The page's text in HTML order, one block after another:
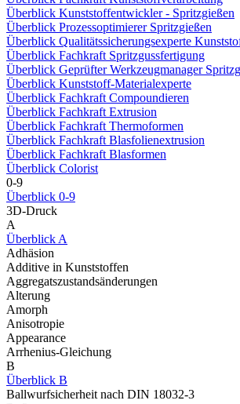
Überblick Kunststoffentwickler - Spritzgießen
Überblick Prozessoptimierer Spritzgießen
Überblick Qualitätssicherungsexperte
Überblick Fachkraft Spritzgussfertigung
Überblick Geprüfter Werkzeugmanager
Überblick Kunststoff-Materialexperte
Überblick Fachkraft Compoundieren
Überblick Fachkraft Extrusion
Überblick Fachkraft Thermoformen
Überblick Fachkraft Blasfolienextrusion
Überblick Fachkraft Blasformen
Überblick Colorist
0-9
Überblick 0-9
3D-Druck
A
Überblick A
Adhäsion
Additive in Kunststoffen
Aggregatszustandsänderungen
Alterung
Amorph
Anisotropie
Appearance
Arrhenius-Gleichung
B
Überblick B
Ballwurfsicherheit nach DIN 18032-3